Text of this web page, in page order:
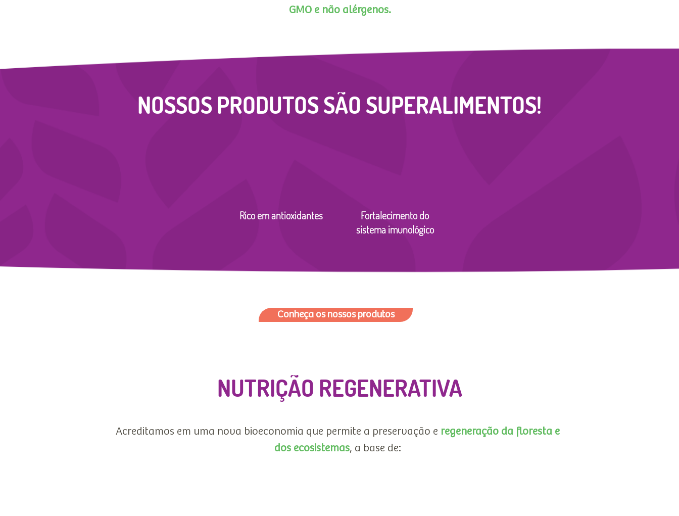
GMO e não alérgenos.
NOSSOS PRODUTOS SÃO SUPERALIMENTOS!
Rico em antioxidantes
Fortalecimento do
sistema imunológico
Conheça os nossos produtos
NUTRIÇÃO REGENERATIVA
Acreditamos em uma nova bioeconomia que permite a preservação e regeneração da floresta e
dos ecosistemas, a base de: